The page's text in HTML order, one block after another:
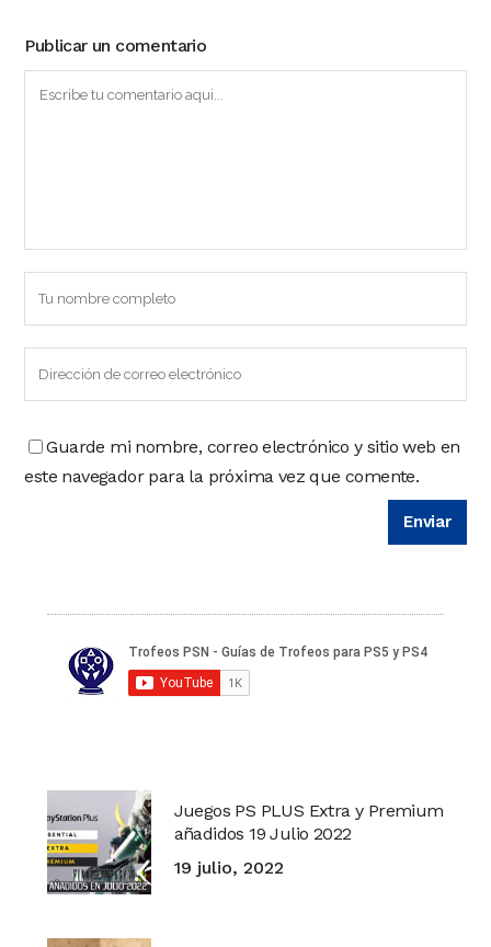
Publicar un comentario
Guarde mi nombre, correo electrónico y sitio web en
este navegador para la próxima vez que comente.
Juegos PS PLUS Extra y Premium
añadidos 19 Julio 2022
19 julio, 2022